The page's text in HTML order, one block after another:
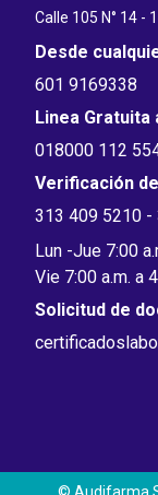
Calle 105 N° 14 -
Desde
601 9169338
Linea Gratuita
018000 112
Verificación
313 409 5210 -
Lun -Jue 7:00
Vie 7:00 a.m. a
Solicitud de